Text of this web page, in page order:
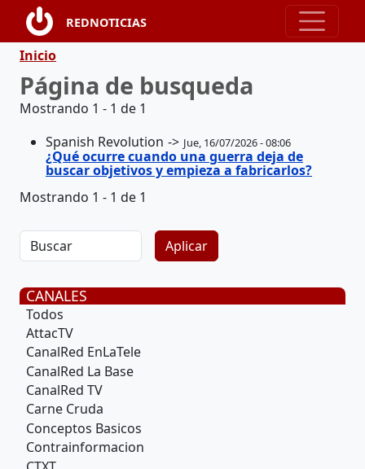
Pasar al contenido principal
REDNOTICIAS
Ruta de navegación
Inicio
Página de busqueda
Mostrando 1 - 1 de 1
Spanish Revolution
Jue, 16/07/2026 - 08:06
¿Qué ocurre cuando una guerra deja de
buscar objetivos y empieza a fabricarlos?
Mostrando 1 - 1 de 1
CANALES
Todos
AttacTV
CanalRed EnLaTele
CanalRed La Base
CanalRed TV
Carne Cruda
Conceptos Basicos
Contrainformacion